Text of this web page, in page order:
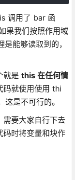
调用了 bar 函
果我们按照作用域
能够读取到的，
就是 this 在任何情
码就使用使用 thi
是不可行的。
需要大家自行下去
码时将变量和块作